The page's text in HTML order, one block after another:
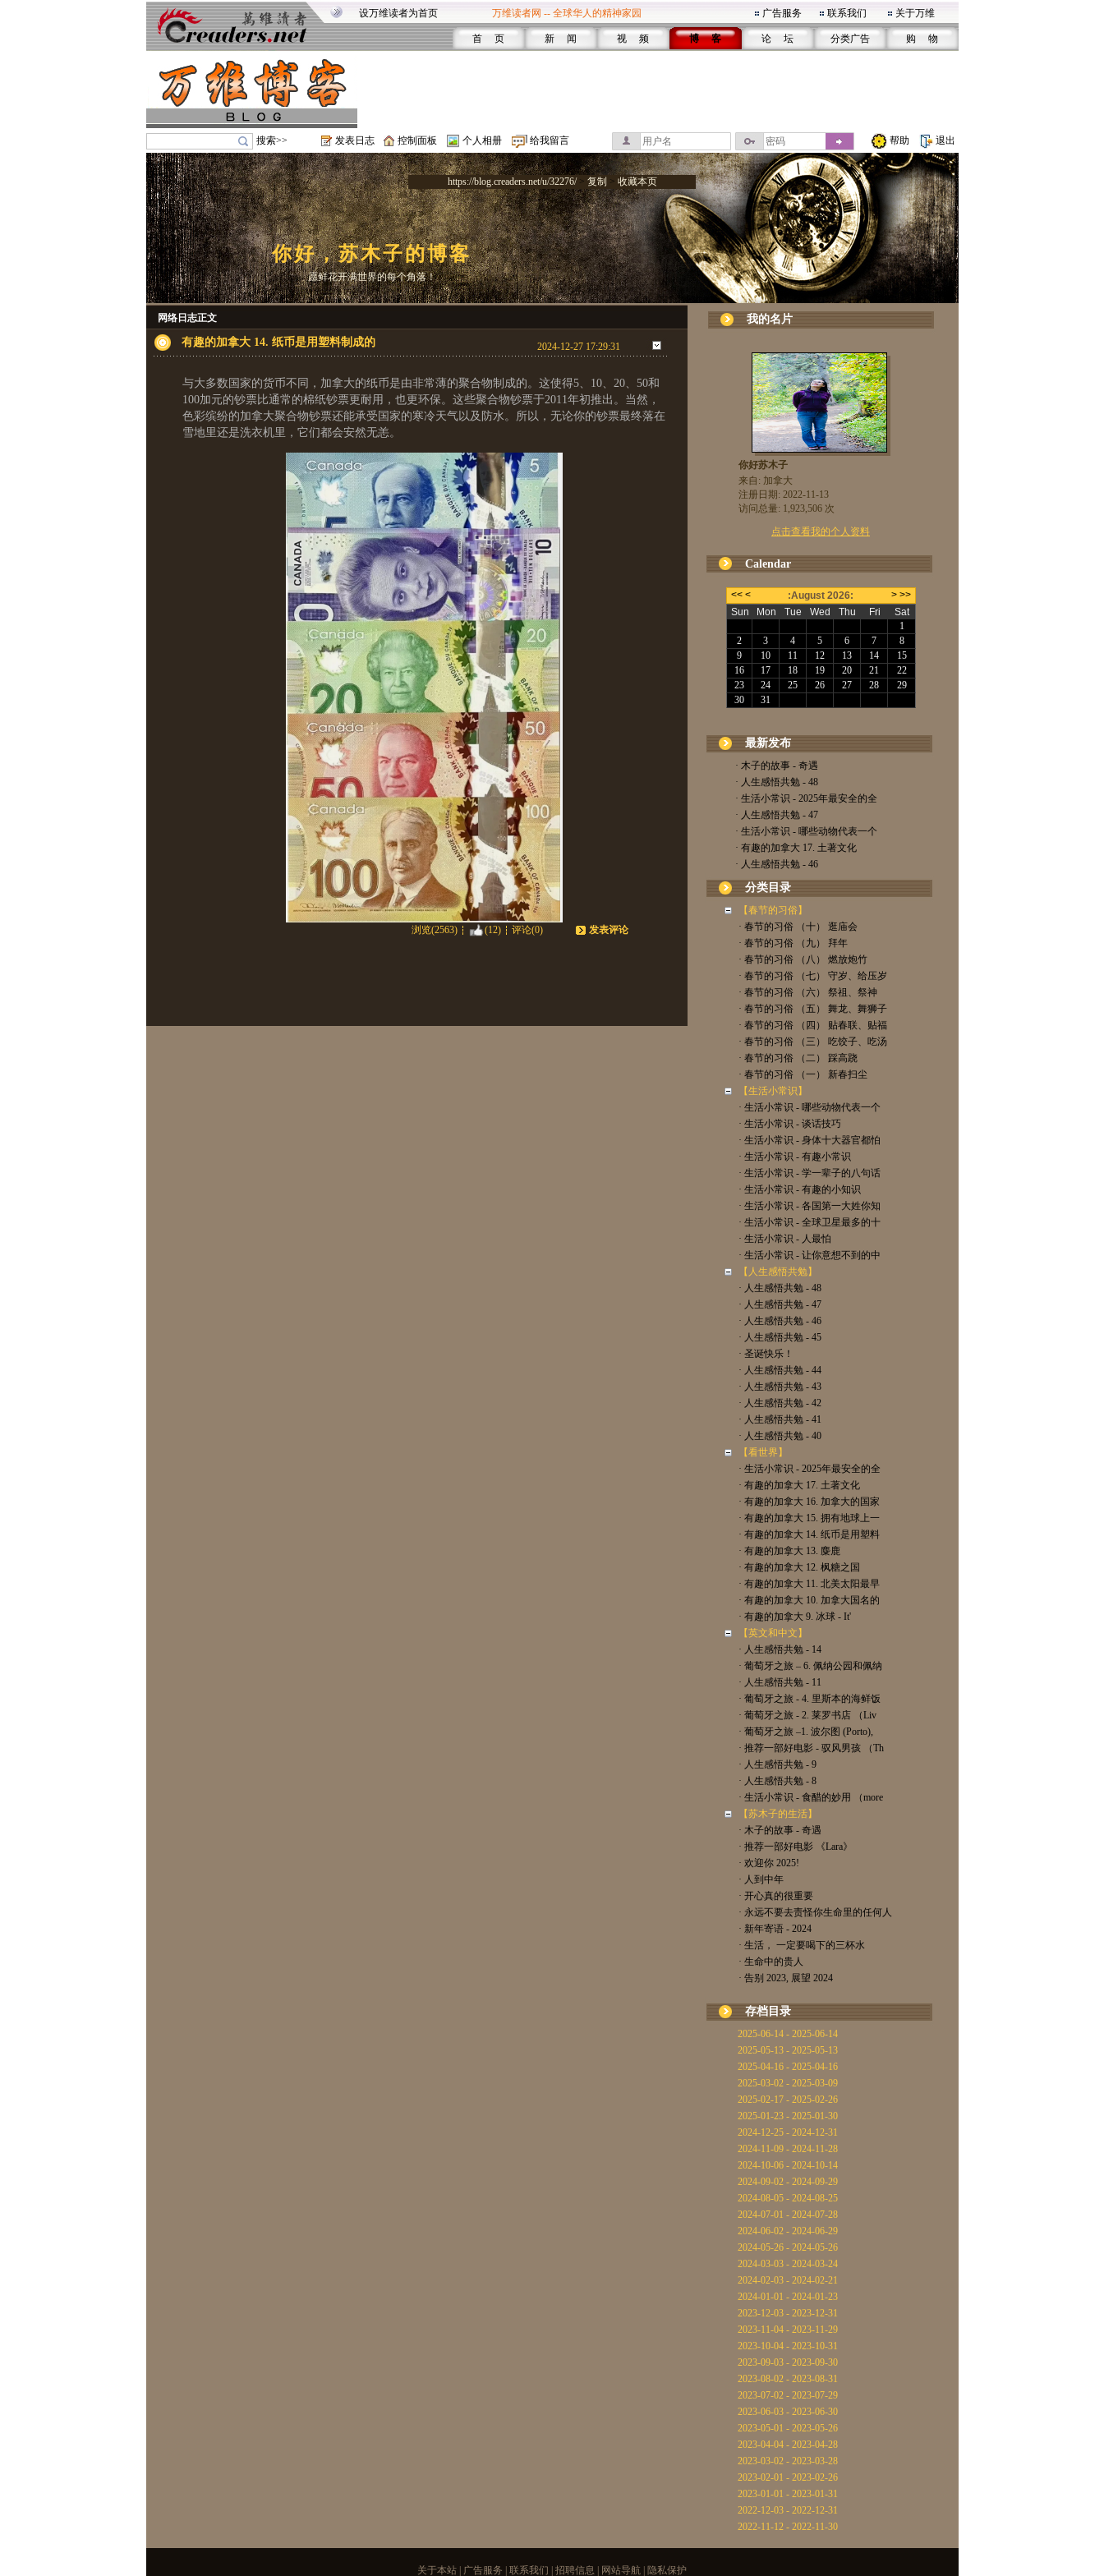
设万维读者为首页 万维读者网 -- 全球华人的精神家园 广告服务 联系我们 关于万维
首 页 新 闻 视 频 博 客 论 坛 分类广告 购 物
搜索>> 发表日志 控制面板 个人相册 给我留言 帮助 退出
https://blog.creaders.net/u/32276/> 复制 > 收藏本页
你好，苏木子的博客
愿鲜花开满世界的每个角落！
网络日志正文
有趣的加拿大 14. 纸币是用塑料制成的 2024-12-27 17:29:31
与大多数国家的货币不同，加拿大的纸币是由非常薄的聚合物制成的。这使得5、10、20、50和
100加元的钞票比通常的棉纸钞票更耐用，也更环保。这些聚合物钞票于2011年初推出。当然，
色彩缤纷的加拿大聚合物钞票还能承受国家的寒冷天气以及防水。所以，无论你的钞票最终落在
雪地里还是洗衣机里，它们都会安然无恙。
浏览(2563) (12) 评论(0) 发表评论
我的名片
你好苏木子
来自: 加拿大
注册日期: 2022-11-13
访问总量: 1,923,506 次
点击查看我的个人资料
Calendar
最新发布
· 木子的故事 - 奇遇
· 人生感悟共勉 - 48
· 生活小常识 - 2025年最安全的全
· 人生感悟共勉 - 47
· 生活小常识 - 哪些动物代表一个
· 有趣的加拿大 17. 土著文化
· 人生感悟共勉 - 46
分类目录
【春节的习俗】
· 春节的习俗 （十） 逛庙会
· 春节的习俗 （九） 拜年
· 春节的习俗 （八） 燃放炮竹
· 春节的习俗 （七） 守岁、给压岁
· 春节的习俗 （六） 祭祖、祭神
· 春节的习俗 （五） 舞龙、舞狮子
· 春节的习俗 （四） 贴春联、贴福
· 春节的习俗 （三） 吃饺子、吃汤
· 春节的习俗 （二） 踩高跷
· 春节的习俗 （一） 新春扫尘
【生活小常识】
· 生活小常识 - 哪些动物代表一个
· 生活小常识 - 谈话技巧
· 生活小常识 - 身体十大器官都怕
· 生活小常识 - 有趣小常识
· 生活小常识 - 学一辈子的八句话
· 生活小常识 - 有趣的小知识
· 生活小常识 - 各国第一大姓你知
· 生活小常识 - 全球卫星最多的十
· 生活小常识 - 人最怕
· 生活小常识 - 让你意想不到的中
【人生感悟共勉】
· 人生感悟共勉 - 48
· 人生感悟共勉 - 47
· 人生感悟共勉 - 46
· 人生感悟共勉 - 45
· 圣诞快乐！
· 人生感悟共勉 - 44
· 人生感悟共勉 - 43
· 人生感悟共勉 - 42
· 人生感悟共勉 - 41
· 人生感悟共勉 - 40
【看世界】
· 生活小常识 - 2025年最安全的全
· 有趣的加拿大 17. 土著文化
· 有趣的加拿大 16. 加拿大的国家
· 有趣的加拿大 15. 拥有地球上一
· 有趣的加拿大 14. 纸币是用塑料
· 有趣的加拿大 13. 麋鹿
· 有趣的加拿大 12. 枫糖之国
· 有趣的加拿大 11. 北美太阳最早
· 有趣的加拿大 10. 加拿大国名的
· 有趣的加拿大 9. 冰球 - It'
【英文和中文】
· 人生感悟共勉 - 14
· 葡萄牙之旅 – 6. 佩纳公园和佩纳
· 人生感悟共勉 - 11
· 葡萄牙之旅 - 4. 里斯本的海鲜饭
· 葡萄牙之旅 - 2. 莱罗书店 （Liv
· 葡萄牙之旅 –1. 波尔图 (Porto),
· 推荐一部好电影 - 驭风男孩 （Th
· 人生感悟共勉 - 9
· 人生感悟共勉 - 8
· 生活小常识 - 食醋的妙用 （more
【苏木子的生活】
· 木子的故事 - 奇遇
· 推荐一部好电影 《Lara》
· 欢迎你 2025!
· 人到中年
· 开心真的很重要
· 永远不要去责怪你生命里的任何人
· 新年寄语 - 2024
· 生活， 一定要喝下的三杯水
· 生命中的贵人
· 告别 2023, 展望 2024
存档目录
2025-06-14 - 2025-06-14
2025-05-13 - 2025-05-13
2025-04-16 - 2025-04-16
2025-03-02 - 2025-03-09
2025-02-17 - 2025-02-26
2025-01-23 - 2025-01-30
2024-12-25 - 2024-12-31
2024-11-09 - 2024-11-28
2024-10-06 - 2024-10-14
2024-09-02 - 2024-09-29
2024-08-05 - 2024-08-25
2024-07-01 - 2024-07-28
2024-06-02 - 2024-06-29
2024-05-26 - 2024-05-26
2024-03-03 - 2024-03-24
2024-02-03 - 2024-02-21
2024-01-01 - 2024-01-23
2023-12-03 - 2023-12-31
2023-11-04 - 2023-11-29
2023-10-04 - 2023-10-31
2023-09-03 - 2023-09-30
2023-08-02 - 2023-08-31
2023-07-02 - 2023-07-29
2023-06-03 - 2023-06-30
2023-05-01 - 2023-05-26
2023-04-04 - 2023-04-28
2023-03-02 - 2023-03-28
2023-02-01 - 2023-02-26
2023-01-01 - 2023-01-31
2022-12-03 - 2022-12-31
2022-11-12 - 2022-11-30
关于本站 广告服务 联系我们 招聘信息 网站导航 隐私保护